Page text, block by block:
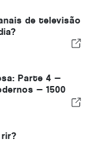
de televisão
Parte 4 —
— 1500